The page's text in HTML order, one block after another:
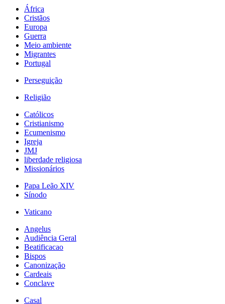
África
Cristãos
Europa
Guerra
Meio ambiente
Migrantes
Portugal
Perseguição
Religião
Católicos
Cristianismo
Ecumenismo
Igreja
JMJ
liberdade religiosa
Missionários
Papa Leão XIV
Sínodo
Vaticano
Angelus
Audiência Geral
Beatificacao
Bispos
Canonização
Cardeais
Conclave
Casal